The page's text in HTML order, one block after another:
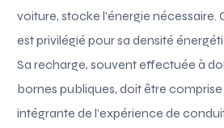
voiture, stocke l’énergie nécessaire.
est privilégié pour sa densité
Sa recharge, souvent effectuée à
bornes publiques, doit être
intégrante de l’expérience de